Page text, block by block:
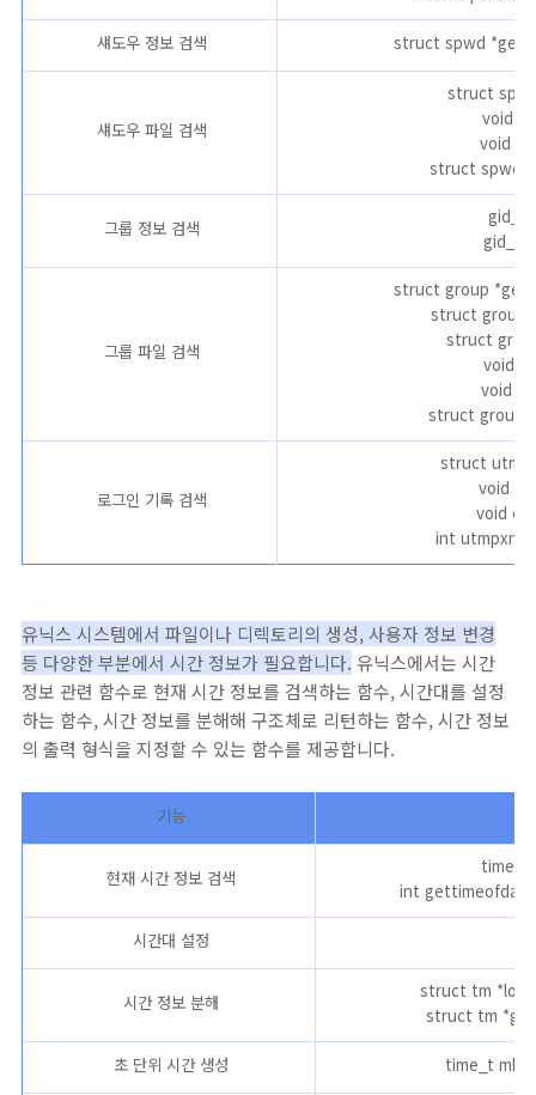
섀도우 정보 검색 struct spwd
섀도우 파일 검색
struct
void
void
struct spwd
그룹 정보 검색
gid_t
gid_t
그룹 파일 검색
struct group
struct group
struct
void
void
struct group
로그인 기록 검색
struct
void
void
int
유닉스 시스템에서 파일이나 디렉토리의 생성, 사용자 정보 변경
등 다양한 부분에서 시간 정보가 필요합니다. 유닉스에서는 시간
정보 관련 함수로 현재 시간 정보를 검색하는 함수, 시간대를 설정
하는 함수, 시간 정보를 분해해 구조체로 리턴하는 함수, 시간 정보
의 출력 형식을 지정할 수 있는 함수를 제공합니다.
기능
현재 시간 정보 검색
time_t
int
시간대 설정
시간 정보 분해
struct tm
struct tm
초 단위 시간 생성 time_t